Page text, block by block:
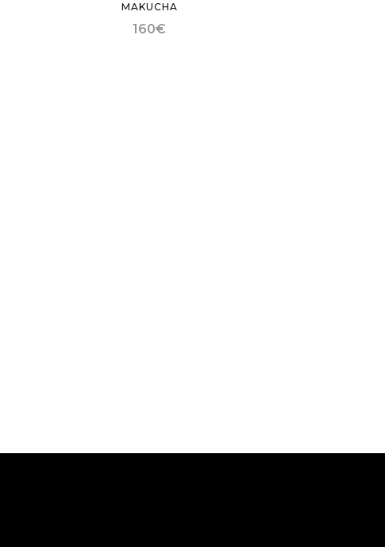
MAKUCHA
160€